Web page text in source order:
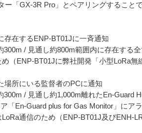
「GX-3R Pro」とペアリングすること
存在するENP-BT01Jに一斉通知
/ 見通し約800m範囲内に存在する
（ENP-BT01Jに弊社開発「小型LoRa無
場所にいる監督者のPCに通知
/ 見通し約1,000m離れたEn-Guard
「En-Guard plus for Gas Monitor」にア
通信のため（ENP-BT01J及びENH-